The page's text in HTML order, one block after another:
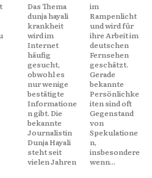
Das Thema
dunja hayali
krankheit
wird im
Internet
häufig
gesucht,
obwohl es
nur wenige
bestätigte
Informatione
n gibt. Die
bekannte
Journalistin
Dunja Hayali
steht seit
vielen Jahren
im
Rampenlicht
und wird für
ihre Arbeit im
deutschen
Fernsehen
geschätzt.
Gerade
bekannte
Persönlichke
iten sind oft
Gegenstand
von
Spekulatione
n,
insbesondere
wenn...